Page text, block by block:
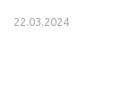
22.03.2024